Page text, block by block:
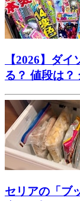
【2026】ダ
る？ 値段は？
セリアの「ブ